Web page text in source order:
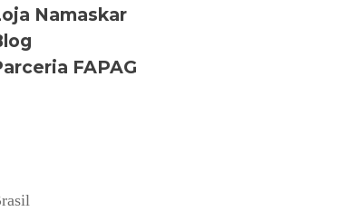
Namaskar
FAPAG